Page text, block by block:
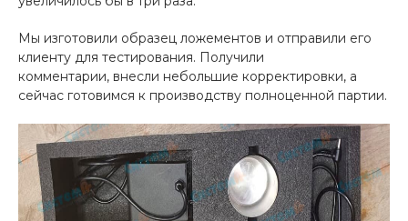
Мы изготовили образец ложементов и отправили его
клиенту для тестирования. Получили
комментарии, внесли небольшие корректировки, а
сейчас готовимся к производству полноценной партии.